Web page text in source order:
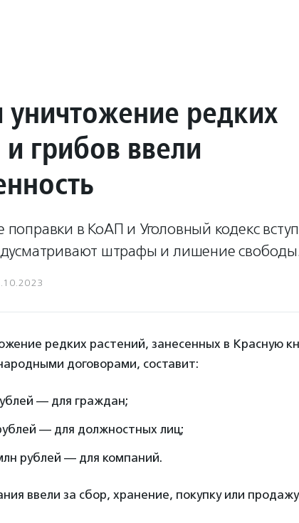
уничтожение редких
грибов ввели
поправки в КоАП и Уголовный кодекс
штрафы и лишение
редких растений, занесенных в Красную
договорами, составит:
— для граждан;
— для должностных лиц;
рублей — для компаний.
ввели за сбор, хранение, покупку или